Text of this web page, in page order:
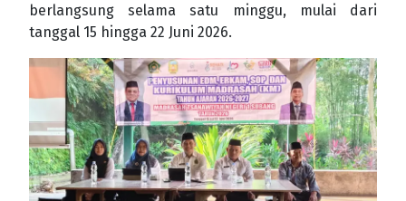
berlangsung selama satu minggu, mulai dari
tanggal 15 hingga 22 Juni 2026.